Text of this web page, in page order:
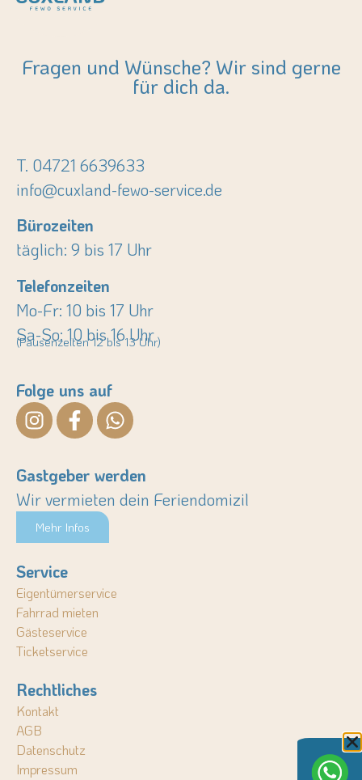
Fragen und Wünsche? Wir sind gerne
für dich da.
T. 04721 6639633
info@cuxland-fewo-service.de
Bürozeiten
täglich: 9 bis 17 Uhr
Telefonzeiten
Mo-Fr: 10 bis 17 Uhr
Sa-So: 10 bis 16 Uhr
(Pausenzeiten 12 bis 13 Uhr)
Folge uns auf
Gastgeber werden
Wir vermieten dein Feriendomizil
Mehr Infos
Service
Eigentümerservice
Fahrrad mieten
Gästeservice
Ticketservice
Rechtliches
Kontakt
AGB
Datenschutz
Impressum